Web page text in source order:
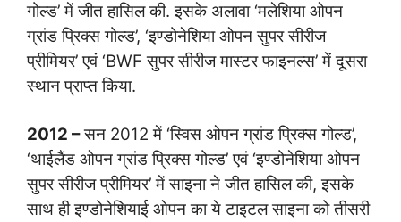
गोल्ड’ में जीत हासिल की. इसके अलावा ‘मलेशिया ओपन
ग्रांड प्रिक्स गोल्ड’, ‘इण्डोनेशिया ओपन सुपर सीरीज
प्रीमियर’ एवं ‘BWF सुपर सीरीज मास्टर फाइनल्स’ में दूसरा
स्थान प्राप्त किया.
2012 –सन 2012 में ‘स्विस ओपन ग्रांड प्रिक्स गोल्ड’,
‘थाईलैंड ओपन ग्रांड प्रिक्स गोल्ड’ एवं ‘इण्डोनेशिया ओपन
सुपर सीरीज प्रीमियर’ में साइना ने जीत हासिल की, इसके
साथ ही इण्डोनेशियाई ओपन का ये टाइटल साइना को तीसरी